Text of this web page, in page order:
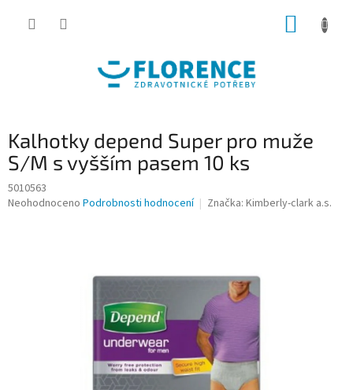
Kalhotky depend Super pro muže
S/M s vyšším pasem 10 ks
5010563
Průměrné
Neohodnoceno Podrobnosti hodnocení Značka: Kimberly-clark a.s.